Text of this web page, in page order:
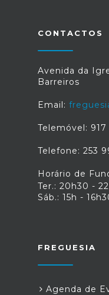
CONTACTOS
Avenida da
Barreiros
Email:
Telemóvel:
Telefone: 253
Horário de
Ter.: 20h30 -
Sáb.: 15h -
FREGUESIA
Agenda de